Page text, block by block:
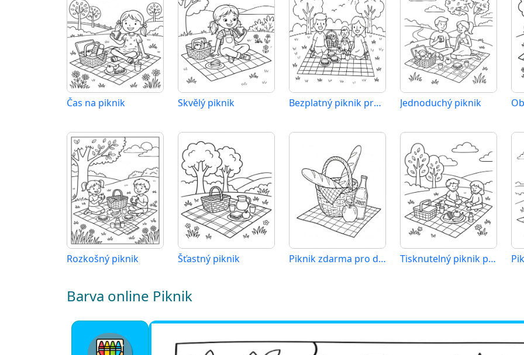
Čas na piknik Skvělý piknik Bezplatný piknik pro děti Jednoduchý piknik
Rozkošný piknik Šťastný piknik Piknik zdarma pro děti Tisknutelný piknik pro děti
Barva online Piknik